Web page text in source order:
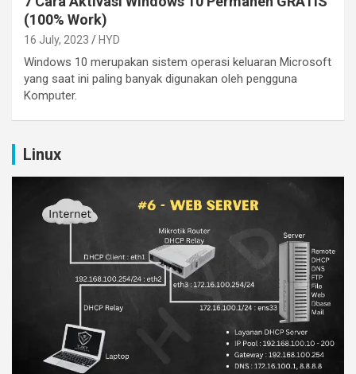
(100% Work)
16 July, 2023 HYD
Windows 10 merupakan sistem operasi keluaran Microsoft
yang saat ini paling banyak digunakan oleh pengguna
Komputer.
Linux